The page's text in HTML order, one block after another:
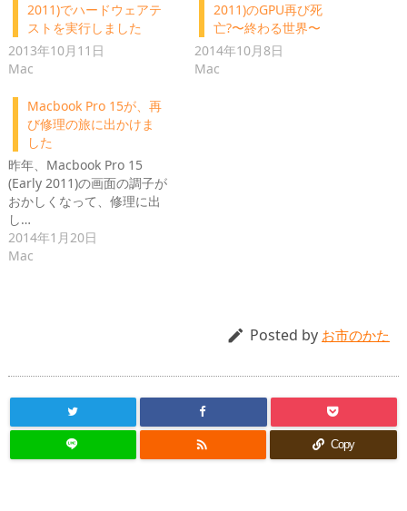
2011)でハードウェアテ
ストを実行しました
2013年10月11日
Mac
2011)のGPU再び死
亡?〜終わる世界〜
2014年10月8日
Mac
Macbook Pro 15が、再
び修理の旅に出かけま
した
昨年、Macbook Pro 15
(Early 2011)の画面の調子が
おかしくなって、修理に出
し…
2014年1月20日
Mac
 Posted by お市のかた
 Copy